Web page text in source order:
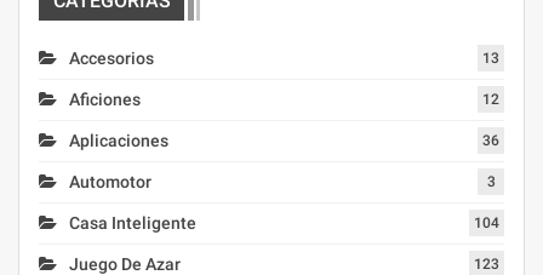
Accesorios 13
Aficiones 12
Aplicaciones 36
Automotor 3
Casa Inteligente 104
Juego De Azar 123